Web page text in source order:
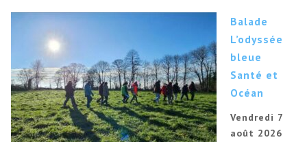
Balade
L’odyssée
bleue
Santé et
Océan
Vendredi 7
août 2026